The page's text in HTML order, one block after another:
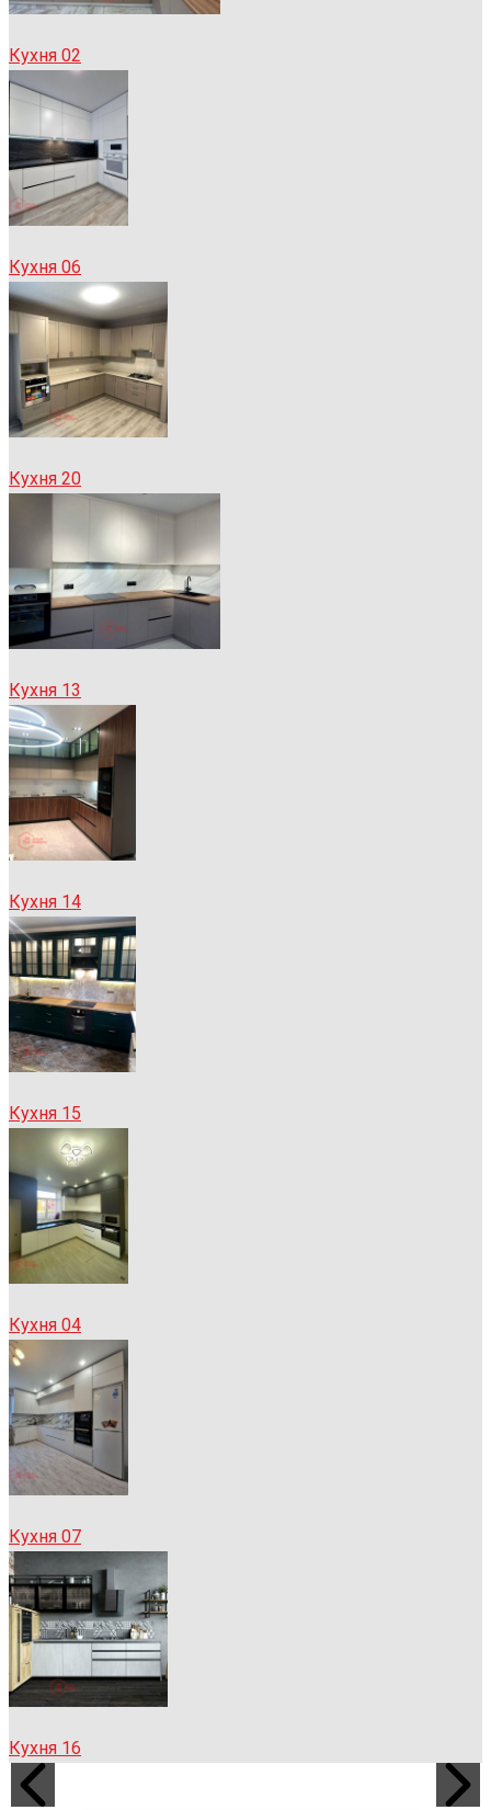
Кухня 02
Кухня 06
Кухня 20
Кухня 13
Кухня 14
Кухня 15
Кухня 04
Кухня 07
Кухня 16